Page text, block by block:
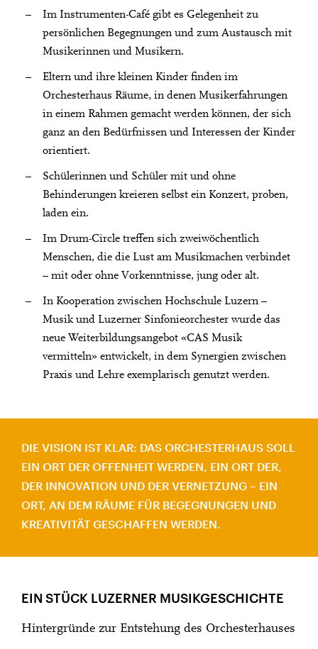
Im Instrumenten-Café gibt es Gelegenheit zu
persönlichen Begegnungen und zum Austausch mit
Musikerinnen und Musikern.
Eltern und ihre kleinen Kinder finden im
Orchesterhaus Räume, in denen Musikerfahrungen
in einem Rahmen gemacht werden können, der sich
ganz an den Bedürfnissen und Interessen der Kinder
orientiert.
Schülerinnen und Schüler mit und ohne
Behinderungen kreieren selbst ein Konzert, proben,
laden ein.
Im Drum-Circle treffen sich zweiwöchentlich
Menschen, die die Lust am Musikmachen verbindet
– mit oder ohne Vorkenntnisse, jung oder alt.
In Kooperation zwischen Hochschule Luzern –
Musik und Luzerner Sinfonieorchester wurde das
neue Weiterbildungsangebot «CAS Musik
vermitteln» entwickelt, in dem Synergien zwischen
Praxis und Lehre exemplarisch genutzt werden.
DIE VISION IST KLAR: DAS ORCHESTERHAUS SOLL
EIN ORT DER OFFENHEIT WERDEN, EIN ORT DER,
DER INNOVATION UND DER VERNETZUNG – EIN
ORT, AN DEM RÄUME FÜR BEGEGNUNGEN UND
KREATIVITÄT GESCHAFFEN WERDEN.
EIN STÜCK LUZERNER MUSIKGESCHICHTE
Hintergründe zur Entstehung des Orchesterhauses